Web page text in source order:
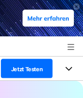
Jetzt Testen